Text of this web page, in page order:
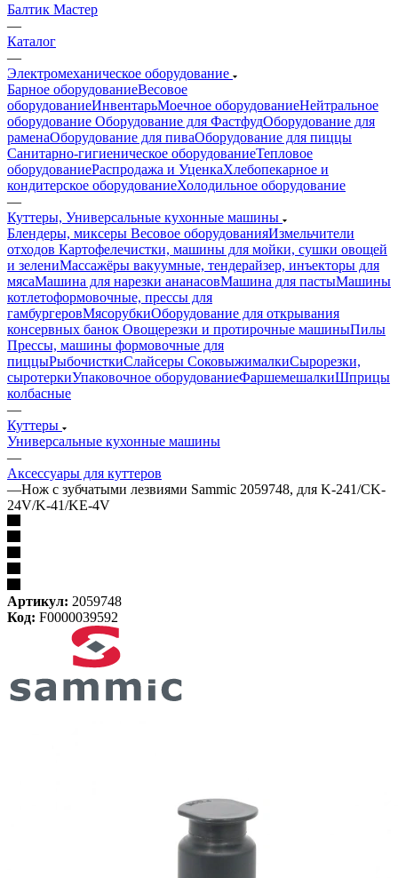
Балтик Мастер
—
Каталог
—
Электромеханическое оборудование
Барное оборудованиеВесовое
оборудованиеИнвентарьМоечное оборудованиеНейтральное
оборудование Оборудование для ФастфудОборудование для
раменаОборудование для пиваОборудование для пиццы
Санитарно-гигиеническое оборудованиеТепловое
оборудованиеРаспродажа и УценкаХлебопекарное и
кондитерское оборудованиеХолодильное оборудование
—
Куттеры, Универсальные кухонные машины
Блендеры, миксеры Весовое оборудованияИзмельчители
отходов Картофелечистки, машины для мойки, сушки овощей
и зелениМассажёры вакуумные, тендерайзер, инъекторы для
мясаМашина для нарезки ананасовМашина для пастыМашины
котлетоформовочные, прессы для
гамбургеровМясорубкиОборудование для открывания
консервных банок Овощерезки и протирочные машиныПилы
Прессы, машины формовочные для
пиццыРыбочисткиСлайсеры СоковыжималкиСырорезки,
сыротеркиУпаковочное оборудованиеФаршемешалкиШприцы
колбасные
—
Куттеры
Универсальные кухонные машины
—
Аксессуары для куттеров
—Нож с зубчатыми лезвиями Sammic 2059748, для K-241/CK-
24V/K-41/KE-4V
Артикул: 2059748
Код: F0000039592